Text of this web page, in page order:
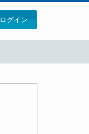
ログイン